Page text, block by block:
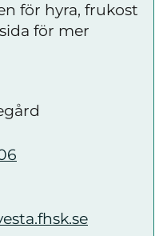
för hyra, frukost
för mer